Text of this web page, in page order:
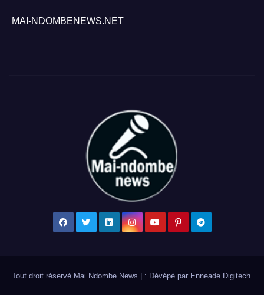
MAI-NDOMBENEWS.NET
Tout droit réservé Mai Ndombe News : Dévépé par Enneade Digitech.